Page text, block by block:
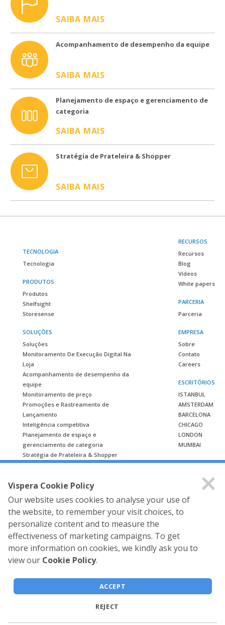
SAIBA MAIS
Acompanhamento de desempenho da equipe
SAIBA MAIS
Planejamento de espaço e gerenciamento de
categoria
SAIBA MAIS
Stratégia de Prateleira & Shopper
SAIBA MAIS
Technologies © 2026 All rights
reserved.
TECNOLOGIA
Tecnologia
PRODUTOS
Produtos
Shelfsight
Storesense
SOLUÇÕES
Soluções
Monitoramento De Execução Digital Na
Loja
Acompanhamento de desempenho da
equipe
Monitoramento de preço
Promoções e Rastreamento de
Lançamento
Inteligência competitiva
Planejamento de espaço e
gerenciamento de categoria
Stratégia de Prateleira & Shopper
Estudo de caso
RECURSOS
Recursos
Blog
Vídeos
White papers
PARCERIA
Parceria
EMPRESA
Sobre
Contato
Careers
ESCRITÓRIOS
ISTANBUL
AMSTERDAM
BARCELONA
CHICAGO
LONDON
MUMBAI
Vispera Cookie Policy
Our website uses cookies to analyse your use of
the website, to remember your visit choices, to
personalize content and to measure the
effectiveness of marketing campaigns. To get
more information on cookies, we kindly ask you to
view our Cookie Policy.
REJECT
ACCEPT